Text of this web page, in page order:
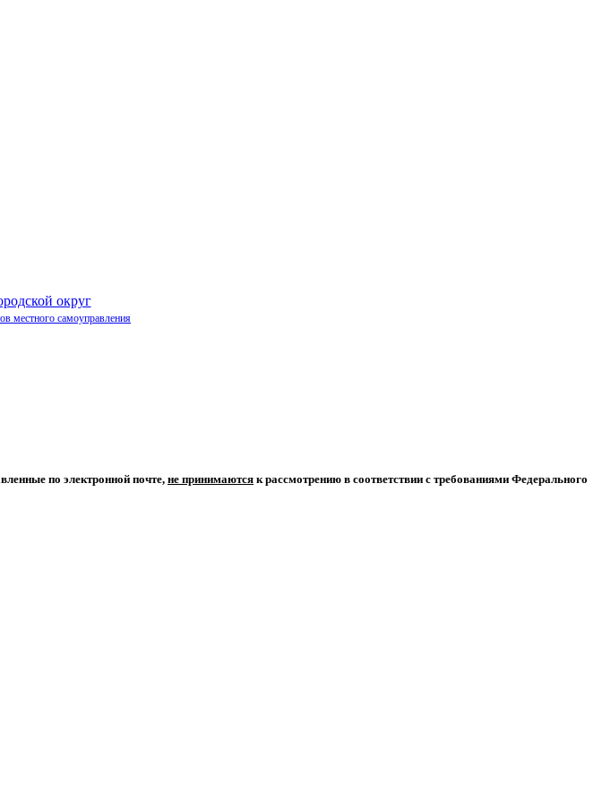
округ
местного самоуправления
по электронной почте,не принимаются к рассмотрению в соответствии с требованиями Федерального